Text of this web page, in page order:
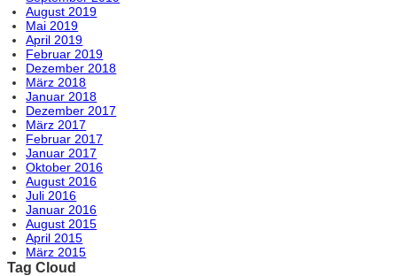
August 2019
Mai 2019
April 2019
Februar 2019
Dezember 2018
März 2018
Januar 2018
Dezember 2017
März 2017
Februar 2017
Januar 2017
Oktober 2016
August 2016
Juli 2016
Januar 2016
August 2015
April 2015
März 2015
Tag Cloud